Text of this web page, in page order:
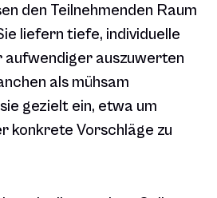
den Teilnehmenden Raum
liefern tiefe, individuelle
aufwendiger auszuwerten
als mühsam
gezielt ein, etwa um
konkrete Vorschläge zu